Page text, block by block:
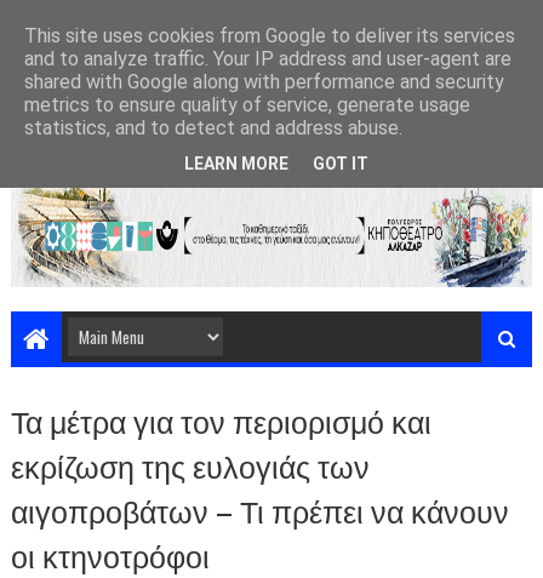
Τα μέτρα για τον περιορισμό και
εκρίζωση της ευλογιάς των
αιγοπροβάτων – Τι πρέπει να κάνουν
οι κτηνοτρόφοι
This site uses cookies from Google to deliver its services
and to analyze traffic. Your IP address and user-agent are
shared with Google along with performance and security
metrics to ensure quality of service, generate usage
statistics, and to detect and address abuse.
LEARN MORE GOT IT